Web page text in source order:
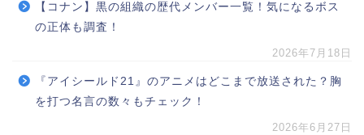
【コナン】黒の組織の歴代メンバー一覧！気になるボス
の正体も調査！
2026年7月18日
『アイシールド21』のアニメはどこまで放送された？胸
を打つ名言の数々もチェック！
2026年6月27日